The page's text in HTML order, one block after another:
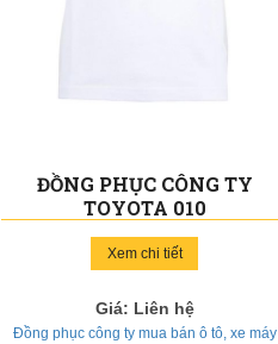
ĐỒNG PHỤC CÔNG TY
TOYOTA 010
Xem chi tiết
Giá: Liên hệ
Đồng phục công ty mua bán ô tô, xe máy